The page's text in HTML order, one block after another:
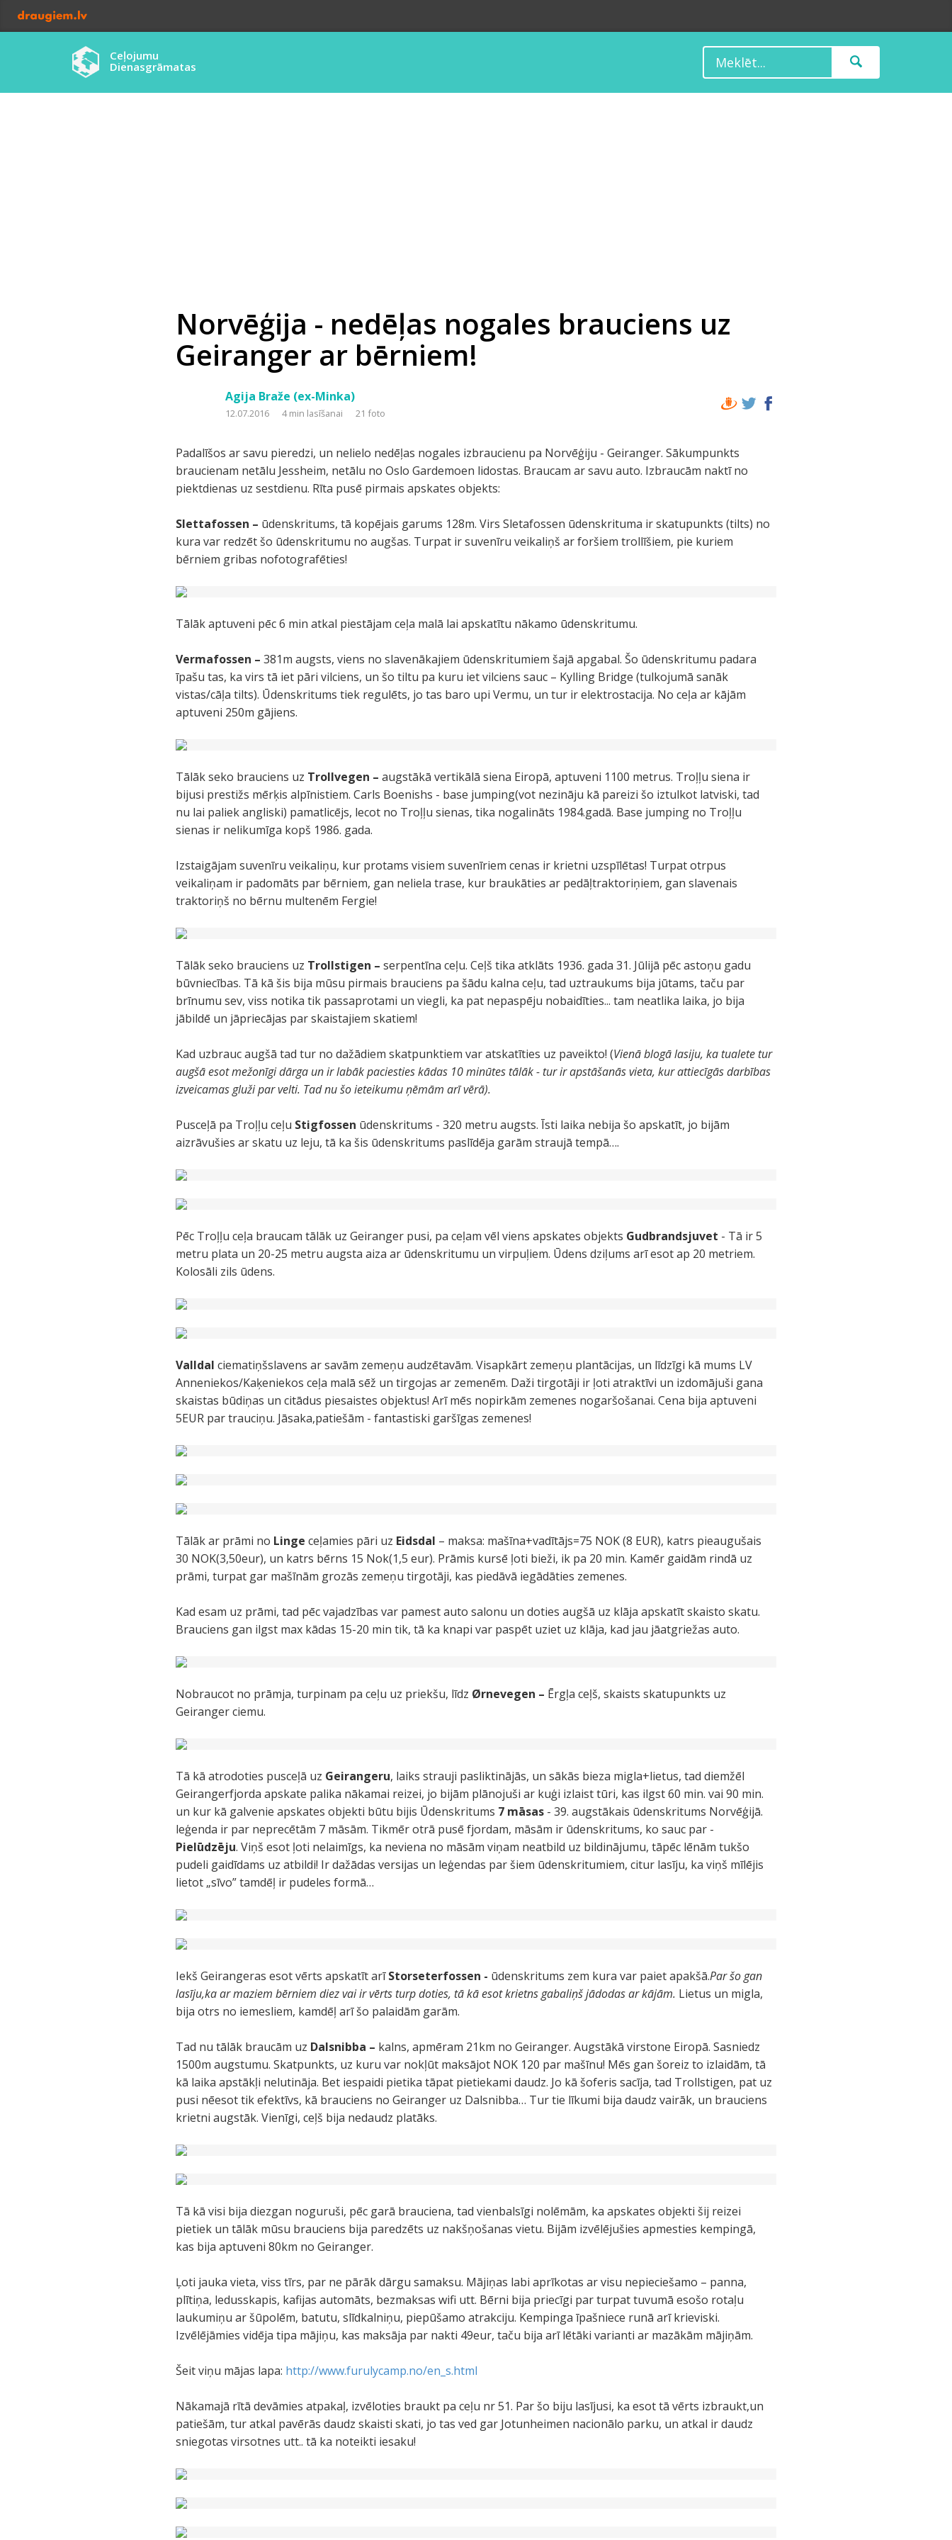
Ceļojumu
Dienasgrāmatas
Norvēģija - nedēļas nogales brauciens uz
Geiranger ar bērniem!
Agija Braže (ex-Minka)
12.07.2016 4 min lasīšanai 21 foto
Padalīšos ar savu pieredzi, un nelielo nedēļas nogales izbraucienu pa Norvēģiju - Geiranger. Sākumpunkts
braucienam netālu Jessheim, netālu no Oslo Gardemoen lidostas. Braucam ar savu auto. Izbraucām naktī no
piektdienas uz sestdienu. Rīta pusē pirmais apskates objekts:
Slettafossen – ūdenskritums, tā kopējais garums 128m. Virs Sletafossen ūdenskrituma ir skatupunkts (tilts) no
kura var redzēt šo ūdenskritumu no augšas. Turpat ir suvenīru veikaliņš ar foršiem trollīšiem, pie kuriem
bērniem gribas nofotografēties!
Tālāk aptuveni pēc 6 min atkal piestājam ceļa malā lai apskatītu nākamo ūdenskritumu.
Vermafossen –381m augsts, viens no slavenākajiem ūdenskritumiem šajā apgabal. Šo ūdenskritumu padara
īpašu tas, ka virs tā iet pāri vilciens, un šo tiltu pa kuru iet vilciens sauc – Kylling Bridge (tulkojumā sanāk
vistas/cāļa tilts). Ūdenskritums tiek regulēts, jo tas baro upi Vermu, un tur ir elektrostacija. No ceļa ar kājām
aptuveni 250m gājiens.
Tālāk seko brauciens uz Trollvegen –augstākā vertikālā siena Eiropā, aptuveni 1100 metrus. Troļļu siena ir
bijusi prestižs mērķis alpīnistiem. Carls Boenishs - base jumping(vot nezināju kā pareizi šo iztulkot latviski, tad
nu lai paliek angliski) pamatlicējs, lecot no Troļļu sienas, tika nogalināts 1984.gadā. Base jumping no Troļļu
sienas ir nelikumīga kopš 1986. gada.
Izstaigājam suvenīru veikaliņu, kur protams visiem suvenīriem cenas ir krietni uzspīlētas! Turpat otrpus
veikaliņam ir padomāts par bērniem, gan neliela trase, kur braukāties ar pedāļtraktoriņiem, gan slavenais
traktoriņš no bērnu multenēm Fergie!
Tālāk seko brauciens uz Trollstigen –serpentīna ceļu. Ceļš tika atklāts 1936. gada 31. Jūlijā pēc astoņu gadu
būvniecības. Tā kā šis bija mūsu pirmais brauciens pa šādu kalna ceļu, tad uztraukums bija jūtams, taču par
brīnumu sev, viss notika tik passaprotami un viegli, ka pat nepaspēju nobaidīties... tam neatlika laika, jo bija
jābildē un jāpriecājas par skaistajiem skatiem!
Kad uzbrauc augšā tad tur no dažādiem skatpunktiem var atskatīties uz paveikto! (Vienā blogā lasiju, ka tualete tur
augšā esot mežonīgi dārga un ir labāk paciesties kādas 10 minūtes tālāk - tur ir apstāšanās vieta, kur attiecīgās darbības
izveicamas gluži par velti. Tad nu šo ieteikumu ņēmām arī vērā).
Pusceļā pa Troļļu ceļu Stigfossen ūdenskritums - 320 metru augsts. Īsti laika nebija šo apskatīt, jo bijām
aizrāvušies ar skatu uz leju, tā ka šis ūdenskritums paslīdēja garām straujā tempā….
Pēc Troļļu ceļa braucam tālāk uz Geiranger pusi, pa ceļam vēl viens apskates objekts Gudbrandsjuvet - Tā ir 5
metru plata un 20-25 metru augsta aiza ar ūdenskritumu un virpuļiem. Ūdens dziļums arī esot ap 20 metriem.
Kolosāli zils ūdens.
Valldalciematiņšslavens ar savām zemeņu audzētavām. Visapkārt zemeņu plantācijas, un līdzīgi kā mums LV
Anneniekos/Kaķeniekos ceļa malā sēž un tirgojas ar zemenēm. Daži tirgotāji ir ļoti atraktīvi un izdomājuši gana
skaistas būdiņas un citādus piesaistes objektus! Arī mēs nopirkām zemenes nogaršošanai. Cena bija aptuveni
5EUR par trauciņu. Jāsaka,patiešām - fantastiski garšīgas zemenes!
Tālāk ar prāmi no Lingeceļamies pāri uz Eidsdal – maksa: mašīna+vadītājs=75 NOK (8 EUR), katrs pieaugušais
30 NOK(3,50eur), un katrs bērns 15 Nok(1,5 eur). Prāmis kursē ļoti bieži, ik pa 20 min. Kamēr gaidām rindā uz
prāmi, turpat gar mašīnām grozās zemeņu tirgotāji, kas piedāvā iegādāties zemenes.
Kad esam uz prāmi, tad pēc vajadzības var pamest auto salonu un doties augšā uz klāja apskatīt skaisto skatu.
Brauciens gan ilgst max kādas 15-20 min tik, tā ka knapi var paspēt uziet uz klāja, kad jau jāatgriežas auto.
Nobraucot no prāmja, turpinam pa ceļu uz priekšu, līdz Ørnevegen – Ērgļa ceļš, skaists skatupunkts uz
Geiranger ciemu.
Tā kā atrodoties pusceļā uz Geirangeru, laiks strauji pasliktinājās, un sākās bieza migla+lietus, tad diemžēl
Geirangerfjorda apskate palika nākamai reizei, jo bijām plānojuši ar kuģi izlaist tūri, kas ilgst 60 min. vai 90 min.
un kur kā galvenie apskates objekti būtu bijis Ūdenskritums 7 māsas - 39. augstākais ūdenskritums Norvēģijā.
leģenda ir par neprecētām 7 māsām. Tikmēr otrā pusē fjordam, māsām ir ūdenskritums, ko sauc par -
Pielūdzēju. Viņš esot ļoti nelaimīgs, ka neviena no māsām viņam neatbild uz bildinājumu, tāpēc lēnām tukšo
pudeli gaidīdams uz atbildi! Ir dažādas versijas un leģendas par šiem ūdenskritumiem, citur lasīju, ka viņš mīlējis
lietot „sīvo” tamdēļ ir pudeles formā…
Iekš Geirangeras esot vērts apskatīt arīStorseterfossen - ūdenskritums zem kura var paiet apakšā.Par šo gan
lasīju,ka ar maziem bērniem diez vai ir vērts turp doties, tā kā esot krietns gabaliņš jādodas ar kājām. Lietus un migla,
bija otrs no iemesliem, kamdēļ arī šo palaidām garām.
Tad nu tālāk braucām uz Dalsnibba – kalns, apmēram 21km no Geiranger. Augstākā virstone Eiropā. Sasniedz
1500m augstumu. Skatpunkts, uz kuru var nokļūt maksājot NOK 120 par mašīnu! Mēs gan šoreiz to izlaidām, tā
kā laika apstākļi nelutināja. Bet iespaidi pietika tāpat pietiekami daudz. Jo kā šoferis sacīja, tad Trollstigen, pat uz
pusi nēesot tik efektīvs, kā brauciens no Geiranger uz Dalsnibba… Tur tie līkumi bija daudz vairāk, un brauciens
krietni augstāk. Vienīgi, ceļš bija nedaudz platāks.
Tā kā visi bija diezgan noguruši, pēc garā brauciena, tad vienbalsīgi nolēmām, ka apskates objekti šij reizei
pietiek un tālāk mūsu brauciens bija paredzēts uz nakšņošanas vietu. Bijām izvēlējušies apmesties kempingā,
kas bija aptuveni 80km no Geiranger.
Ļoti jauka vieta, viss tīrs, par ne pārāk dārgu samaksu. Mājiņas labi aprīkotas ar visu nepieciešamo – panna,
plītiņa, ledusskapis, kafijas automāts, bezmaksas wifi utt. Bērni bija priecīgi par turpat tuvumā esošo rotaļu
laukumiņu ar šūpolēm, batutu, slīdkalniņu, piepūšamo atrakciju. Kempinga īpašniece runā arī krieviski.
Izvēlējāmies vidēja tipa mājiņu, kas maksāja par nakti 49eur, taču bija arī lētāki varianti ar mazākām mājiņām.
Šeit viņu mājas lapa: http://www.furulycamp.no/en_s.html
Nākamajā rītā devāmies atpakaļ, izvēloties braukt pa ceļu nr 51. Par šo biju lasījusi, ka esot tā vērts izbraukt,un
patiešām, tur atkal pavērās daudz skaisti skati, jo tas ved gar Jotunheimen nacionālo parku, un atkal ir daudz
sniegotas virsotnes utt.. tā ka noteikti iesaku!